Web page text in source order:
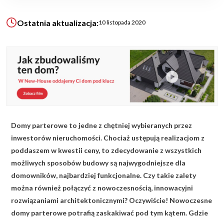
Ogrody
KALKULATOR BUDOWY
BLOG
O NAS
KONAKT
ZAPISZ SIĘ
Ostatnia aktualizacja:10 listopada 2020
Domy parterowe to jedne z chętniej wybieranych przez
inwestorów nieruchomości. Chociaż ustępują realizacjom z
poddaszem w kwestii ceny, to zdecydowanie z wszystkich
możliwych sposobów budowy są najwygodniejsze dla
domowników, najbardziej funkcjonalne. Czy takie zalety
można również połączyć z nowoczesnością, innowacyjni
rozwiązaniami architektonicznymi? Oczywiście! Nowoczesne
domy parterowe potrafią zaskakiwać pod tym kątem. Gdzie